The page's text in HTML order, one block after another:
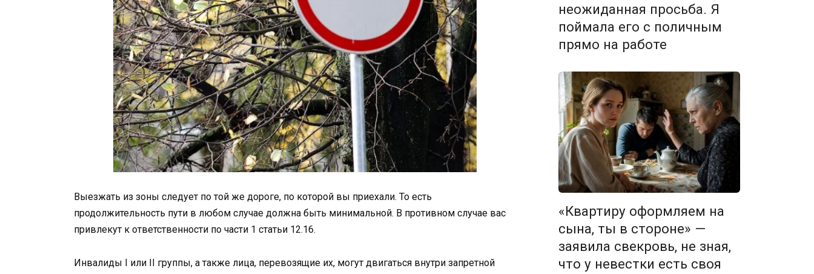
Выезжать из зоны следует по той же дороге, по которой вы приехали. То есть
продолжительность пути в любом случае должна быть минимальной. В противном случае вас
привлекут к ответственности по части 1 статьи 12.16.
Инвалиды I или II группы, а также лица, перевозящие их, могут двигаться внутри запретной
неожиданная просьба. Я
поймала его с поличным
прямо на работе
«Квартиру оформляем на
сына, ты в стороне» —
заявила свекровь, не зная,
что у невестки есть своя